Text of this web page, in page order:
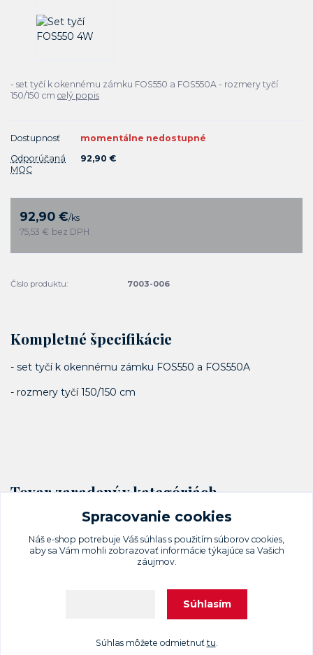
- set tyčí k okennému zámku FOS550 a FOS550A - rozmery tyčí
150/150 cm celý popis
Dostupnosť
momentálne nedostupné
Odporúčaná
MOC
92,90 €
92,90 €/ks
75,53 € bez DPH
Číslo produktu: 7003-006
Kompletné špecifikácie
- set tyčí k okennému zámku FOS550 a FOS550A
- rozmery tyčí 150/150 cm
Tovar zaradený v kategóriách
Okenné rozvorové zámky
Upravit sběr cookies.
Vytvorené na Eshop-rychlo.sk
Spracovanie cookies
Náš e-shop potrebuje Váš súhlas s použitím súborov cookies,
aby sa Vám mohli zobrazovať informácie týkajúce sa Vašich
záujmov.
Súhlasím
Súhlas môžete odmietnuť tu